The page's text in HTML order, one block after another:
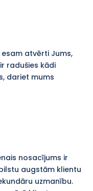
atvērti Jums,
radušies kādi
dariet mums
nosacījums ir
augstām klientu
uzmanību.